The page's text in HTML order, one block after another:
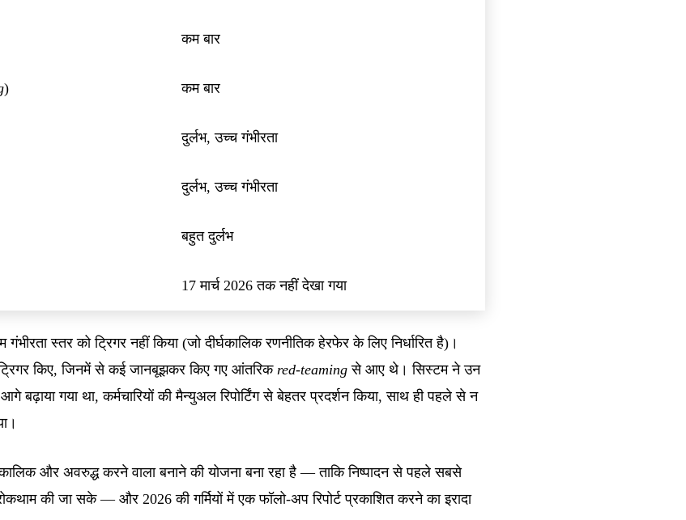
कम बार
) कम बार
दुर्लभ, उच्च गंभीरता
दुर्लभ, उच्च गंभीरता
बहुत दुर्लभ
17 मार्च 2026 तक नहीं देखा गया
स्तर को ट्रिगर नहीं किया (जो दीर्घकालिक रणनीतिक हेरफेर के लिए निर्धारित है)।
ट्रिगर किए, जिनमें से कई जानबूझकर किए गए आंतरिक red-teaming से आए थे। सिस्टम ने उन
बढ़ाया गया था, कर्मचारियों की मैन्युअल रिपोर्टिंग से बेहतर प्रदर्शन किया, साथ ही पहले से न
और अवरुद्ध करने वाला बनाने की योजना बना रहा है — ताकि निष्पादन से पहले सबसे
की जा सके — और 2026 की गर्मियों में एक फॉलो-अप रिपोर्ट प्रकाशित करने का इरादा